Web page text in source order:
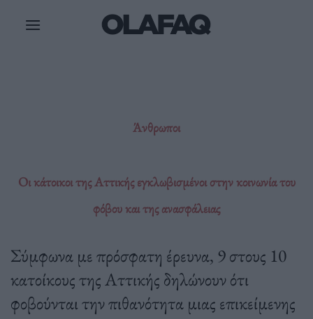
Άνθρωποι
Οι κάτοικοι της Αττικής εγκλωβισμένοι στην κοινωνία του
φόβου και της ανασφάλειας
Σύμφωνα με πρόσφατη έρευνα, 9 στους 10
κατοίκους της Αττικής δηλώνουν ότι
φοβούνται την πιθανότητα μιας επικείμενης